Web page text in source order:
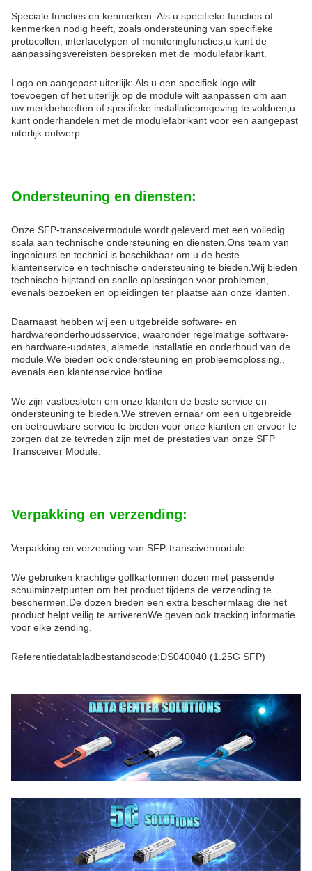
Speciale functies en kenmerken: Als u specifieke functies of
kenmerken nodig heeft, zoals ondersteuning van specifieke
protocollen, interfacetypen of monitoringfuncties,u kunt de
aanpassingsvereisten bespreken met de modulefabrikant.
Logo en aangepast uiterlijk: Als u een specifiek logo wilt
toevoegen of het uiterlijk op de module wilt aanpassen om aan
uw merkbehoeften of specifieke installatieomgeving te voldoen,u
kunt onderhandelen met de modulefabrikant voor een aangepast
uiterlijk ontwerp.
Ondersteuning en diensten:
Onze SFP-transceivermodule wordt geleverd met een volledig
scala aan technische ondersteuning en diensten.Ons team van
ingenieurs en technici is beschikbaar om u de beste
klantenservice en technische ondersteuning te bieden.Wij bieden
technische bijstand en snelle oplossingen voor problemen,
evenals bezoeken en opleidingen ter plaatse aan onze klanten.
Daarnaast hebben wij een uitgebreide software- en
hardwareonderhoudsservice, waaronder regelmatige software-
en hardware-updates, alsmede installatie en onderhoud van de
module.We bieden ook ondersteuning en probleemoplossing.,
evenals een klantenservice hotline.
We zijn vastbesloten om onze klanten de beste service en
ondersteuning te bieden.We streven ernaar om een uitgebreide
en betrouwbare service te bieden voor onze klanten en ervoor te
zorgen dat ze tevreden zijn met de prestaties van onze SFP
Transceiver Module.
Verpakking en verzending:
Verpakking en verzending van SFP-transcivermodule:
We gebruiken krachtige golfkartonnen dozen met passende
schuiminzetpunten om het product tijdens de verzending te
beschermen.De dozen bieden een extra beschermlaag die het
product helpt veilig te arriverenWe geven ook tracking informatie
voor elke zending.
Referentiedatabladbestandscode:DS040040 (1.25G SFP)